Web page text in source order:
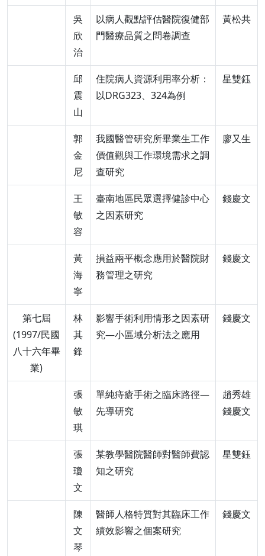
吳
欣
治
以病人觀點評估醫院復健部
門醫療品質之問卷調查
黃松共
邱
震
山
住院病人資源利用率分析：
以DRG323、324為例
星雙鈺
郭
金
尼
我國醫管研究所畢業生工作
價值觀與工作環境需求之調
查研究
廖又生
王
敏
容
臺南地區民眾選擇健診中心
之因素研究
錢慶文
黃
海
寧
損益兩平概念應用於醫院財
務管理之研究
錢慶文
第七屆
(1997/民國
八十六年畢
業)
林
其
鋒
影響手術利用情形之因素研
究—小區域分析法之應用
錢慶文
張
敏
琪
單純痔瘡手術之臨床路徑—
先導研究
趙秀雄
錢慶文
張
瓊
文
某教學醫院醫師對醫師費認
知之研究
星雙鈺
陳
文
琴
醫師人格特質對其臨床工作
績效影響之個案研究
錢慶文